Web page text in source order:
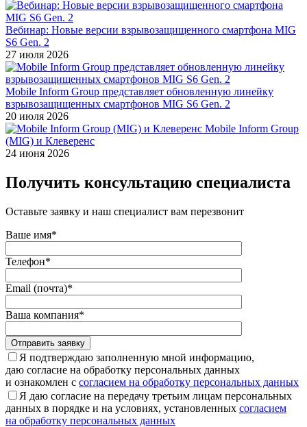
Вебинар: Новые версии взрывозащищенного смартфона MIG
S6 Gen. 2
27 июля 2026
Mobile Inform Group представляет обновленную линейку
взрывозащищенных смартфонов MIG S6 Gen. 2
20 июля 2026
Mobile Inform Group
(MIG) и Клеверенс
24 июня 2026
Получить консультацию специалиста
Оставьте заявку и наш специалист вам перезвонит
Ваше имя*
Телефон*
Email (почта)*
Ваша компания*
Отправить заявку
Я подтверждаю заполненную мной информацию,
даю согласие на обработку персональных данных
и ознакомлен с согласием на обработку персональных данных
Я даю согласие на передачу третьим лицам персональных
данных в порядке и на условиях, установленных согласием
на обработку персональных данных